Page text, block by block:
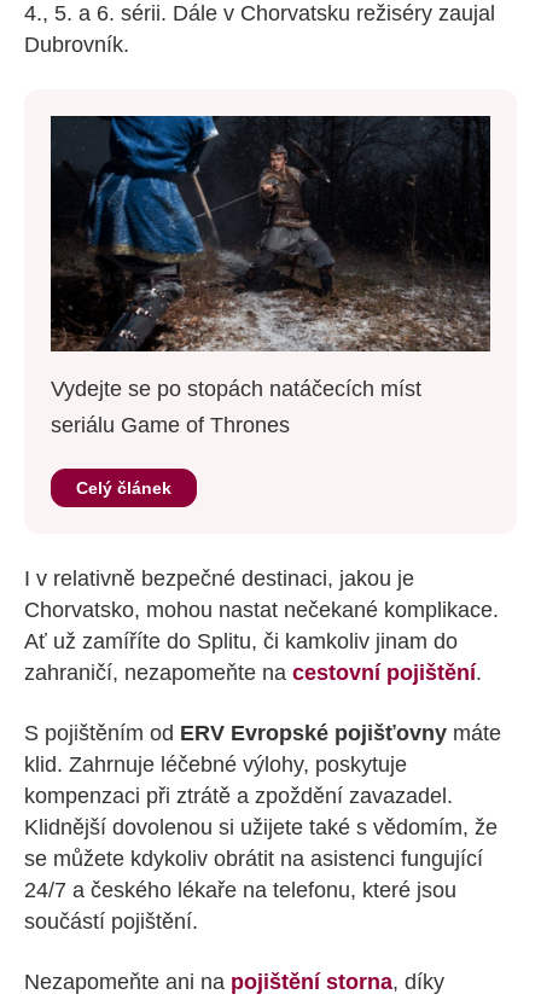
4., 5. a 6. sérii. Dále v Chorvatsku režiséry zaujal
Dubrovník.
Vydejte se po stopách natáčecích míst
seriálu Game of Thrones
Celý článek
I v relativně bezpečné destinaci, jakou je
Chorvatsko, mohou nastat nečekané komplikace.
Ať už zamíříte do Splitu, či kamkoliv jinam do
zahraničí, nezapomeňte na cestovní pojištění.
S pojištěním od ERV Evropské pojišťovny máte
klid. Zahrnuje léčebné výlohy, poskytuje
kompenzaci při ztrátě a zpoždění zavazadel.
Klidnější dovolenou si užijete také s vědomím, že
se můžete kdykoliv obrátit na asistenci fungující
24/7 a českého lékaře na telefonu, které jsou
součástí pojištění.
Nezapomeňte ani na pojištění storna, díky